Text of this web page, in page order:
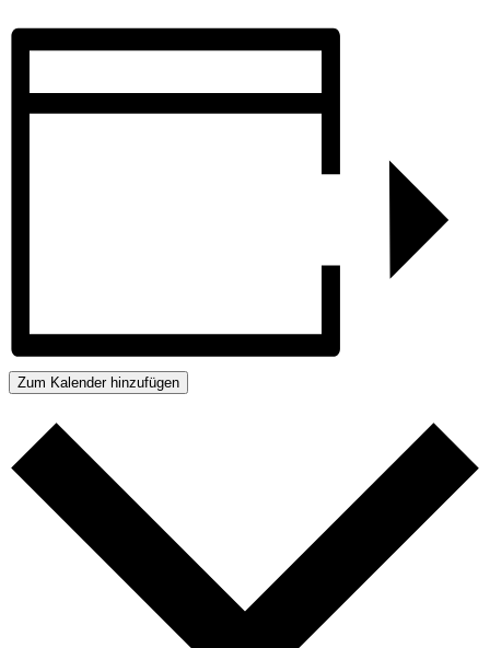
Zum Kalender hinzufügen